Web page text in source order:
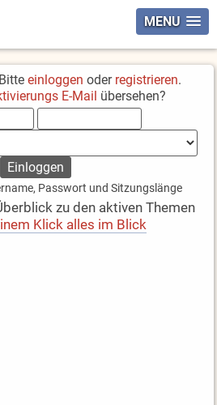
MENU
einloggen oder registrieren.
E-Mail übersehen?
Passwort und Sitzungslänge
zu den aktiven Themen
Klick alles im Blick